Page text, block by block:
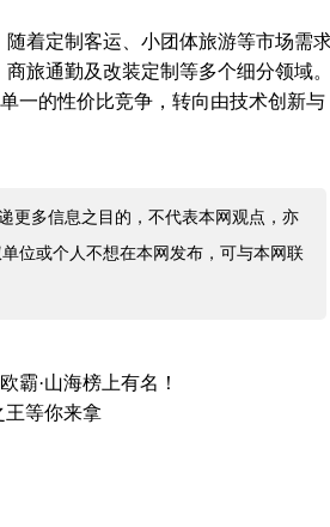
着定制客运、小团体旅游等市场需
旅通勤及改装定制等多个细分领域。
一的性价比竞争，转向由技术创新与
更多信息之目的，不代表本网观点，亦
位或个人不想在本网发布，可与本网联
霸·山海榜上有名！
王等你来拿